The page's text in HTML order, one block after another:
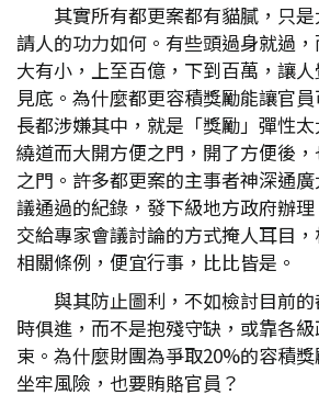
其實所有都更案都有貓膩，只
請人的功力如何。有些頭過身就過
大有小，上至百億，下到百萬，讓
見底。為什麼都更容積獎勵能讓官
長都涉嫌其中，就是「獎勵」彈性太
繞道而大開方便之門，開了方便後
之門。許多都更案的主事者神深通
議通過的紀錄，發下級地方政府辦
交給專家會議討論的方式掩人耳目
相關條例，便宜行事，比比皆是。
與其防止圖利，不如檢討目前
時俱進，而不是抱殘守缺，或靠各
束。為什麼財團為爭取20%的容積
坐牢風險，也要賄賂官員？